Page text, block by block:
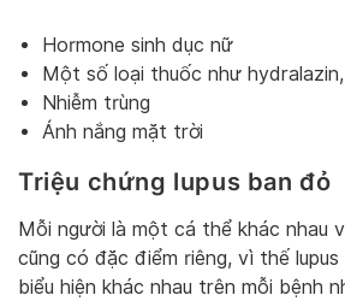
Hormone sinh dục nữ
Một số loại thuốc như
Nhiễm trùng
Ánh nắng mặt trời
Triệu chứng lupus ban đỏ
Mỗi người là một cá thể khác nhau
cũng có đặc điểm riêng, vì thế
biểu hiện khác nhau trên mỗi bệnh